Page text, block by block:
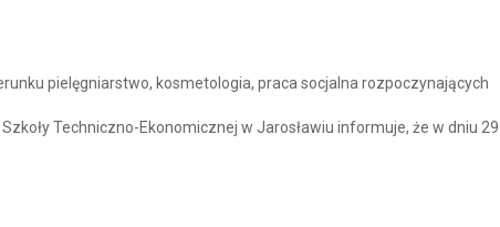
pielęgniarstwo, kosmetologia, praca socjalna rozpoczynających
Techniczno-Ekonomicznej w Jarosławiu informuje, że w dniu 29